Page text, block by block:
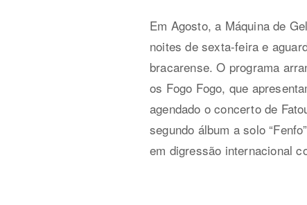
Em Agosto, a Máquina de
noites de sexta-feira e
bracarense. O programa
os Fogo Fogo, que
agendado o concerto de
segundo álbum a solo
em digressão internacional